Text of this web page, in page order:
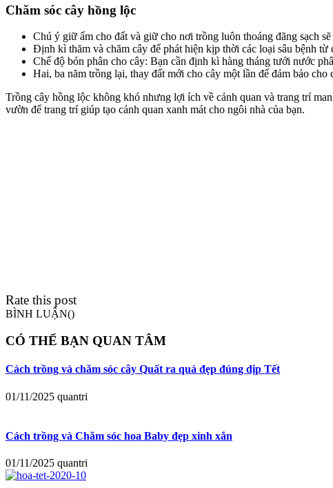
Chăm sóc cây hồng lộc
Chú ý giữ ẩm cho đất và giữ cho nơi trồng luôn thoáng đãng sạch
Định kì thăm và chăm cây để phát hiện kịp thời các loại sâu bệnh
Chế độ bón phân cho cây: Bạn cần định kì hàng tháng tưới nước
Hai, ba năm trồng lại, thay đất mới cho cây một lần để đảm bảo
Trồng cây hồng lộc không khó nhưng lợi ích về cảnh quan và trang trí
vườn để trang trí giúp tạo cảnh quan xanh mát cho ngôi nhà của bạn.
Rate this post
BÌNH LUẬN()
CÓ THỂ BẠN QUAN TÂM
Cách trồng và chăm sóc cây Quất ra quả đẹp đúng dịp Tết
01/11/2025 quantri
Cách trồng và Chăm sóc hoa Baby đẹp xinh xắn
01/11/2025 quantri